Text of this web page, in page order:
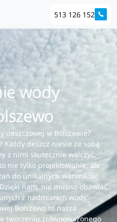
513 126 152
wody
deszczowej w Bolszewie?
Każdy deszcz niesie ze sobą
z nimi skutecznie walczyć.
nie tylko projektowanie, ale
do unikalnych warunków,
nam, nie musisz obawiać
z nadmiarem wody.
Bolszewo to nasza
tworzeniu zrównoważonego